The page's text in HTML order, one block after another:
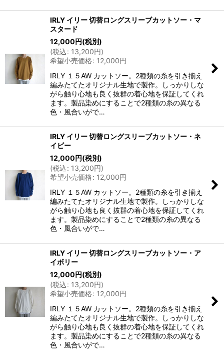
IRLY イリー 切替ロングスリーブカットソー・マ
スタード
12,000円(税別)
(税込: 13,200円)
希望小売価格: 12,000円
IRLY １５AW カットソー。2種類の糸を引き揃え
編みたてたオリジナル生地で製作。しっかりしな
がら触り心地も良く抜群の着心地を保証してくれ
ます。製品染めにすることで2種類の糸の異なる
色・風合いがで…
IRLY イリー 切替ロングスリーブカットソー・ネ
イビー
12,000円(税別)
(税込: 13,200円)
希望小売価格: 12,000円
IRLY １５AW カットソー。2種類の糸を引き揃え
編みたてたオリジナル生地で製作。しっかりしな
がら触り心地も良く抜群の着心地を保証してくれ
ます。製品染めにすることで2種類の糸の異なる
色・風合いがで…
IRLY イリー 切替ロングスリーブカットソー・ア
イボリー
12,000円(税別)
(税込: 13,200円)
希望小売価格: 12,000円
IRLY １５AW カットソー。2種類の糸を引き揃え
編みたてたオリジナル生地で製作。しっかりしな
がら触り心地も良く抜群の着心地を保証してくれ
ます。製品染めにすることで2種類の糸の異なる
色・風合いがで…